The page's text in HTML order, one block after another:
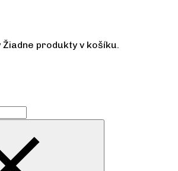
Žiadne produkty v košíku.